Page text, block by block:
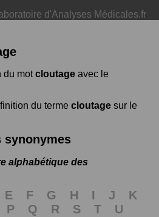
d'Analyses Médicales.fr
du motcloutage avec le
du terme cloutage sur le
synonymes
alphabétique des
E F G H I J
K
P Q R S T
U